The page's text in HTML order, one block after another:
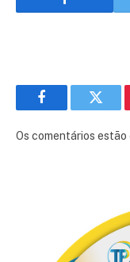
Facebook
Os comentários estão